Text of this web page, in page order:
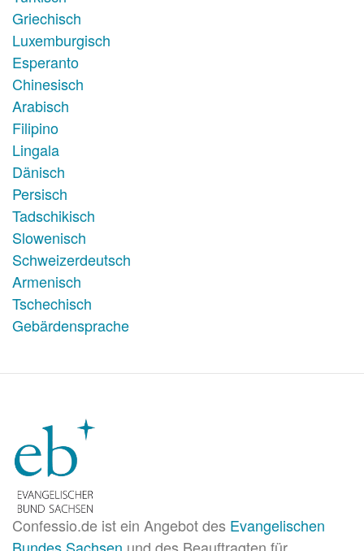
Griechisch
Luxemburgisch
Esperanto
Chinesisch
Arabisch
Filipino
Lingala
Dänisch
Persisch
Tadschikisch
Slowenisch
Schweizerdeutsch
Armenisch
Tschechisch
Gebärdensprache
Confessio.de ist ein Angebot des Evangelischen